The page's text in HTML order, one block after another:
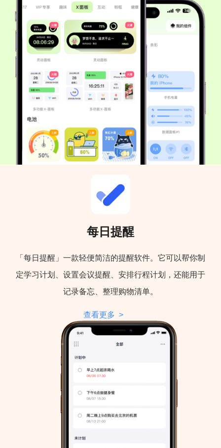
每日提醒
「每日提醒」一款轻便简洁的提醒软件。它可以帮你制
定学习计划、设置会议提醒、安排行程计划，还能用于
记录备忘、整理购物清单。
查看更多 >